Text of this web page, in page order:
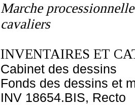
Marche
cavaliers
INVENTAIRES ET
Cabinet des dessins
Fonds des dessins et
INV 18654.BIS, Recto